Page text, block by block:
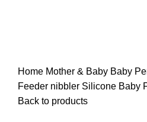
Home Mother & Baby Baby
Feeder nibbler Silicone Baby
Back to products